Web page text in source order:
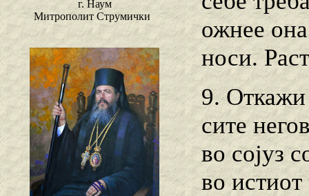
г. Наум
Митрополит Струмички
ожнее она
носи.
9. Откажи
сите
во сојуз
во